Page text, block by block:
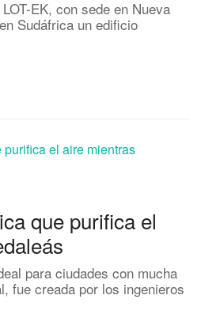
EK, con sede en Nueva
Sudáfrica un edificio
que purifica el
para ciudades con mucha
fue creada por los ingenieros